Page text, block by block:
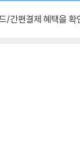
/간편결제 혜택을 확